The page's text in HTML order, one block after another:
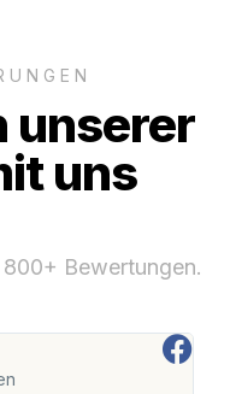
unserer
uns
Bewertungen.